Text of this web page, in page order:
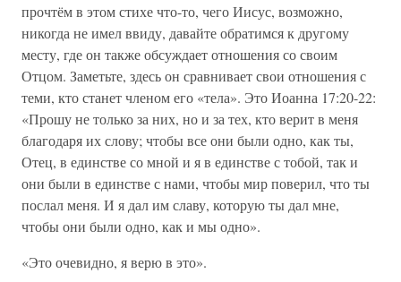
прочтём в этом стихе что-то, чего Иисус, возможно,
никогда не имел ввиду, давайте обратимся к другому
месту, где он также обсуждает отношения со своим
Отцом. Заметьте, здесь он сравнивает свои отношения с
теми, кто станет членом его «тела». Это Иоанна 17:20-22:
«Прошу не только за них, но и за тех, кто верит в меня
благодаря их слову; чтобы все они были одно, как ты,
Отец, в единстве со мной и я в единстве с тобой, так и
они были в единстве с нами, чтобы мир поверил, что ты
послал меня. И я дал им славу, которую ты дал мне,
чтобы они были одно, как и мы одно».
«Это очевидно, я верю в это».